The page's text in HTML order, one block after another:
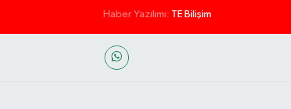
Haber Yazılımı: TE Bilişim